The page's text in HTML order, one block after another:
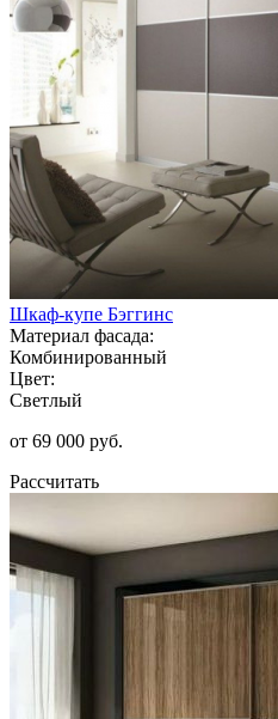
Шкаф-купе Бэггинс
Материал фасада:
Комбинированный
Цвет:
Светлый
от 69 000 руб.
Рассчитать